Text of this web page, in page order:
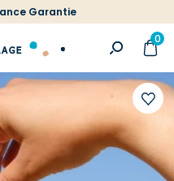
Garantie
0
à
votre